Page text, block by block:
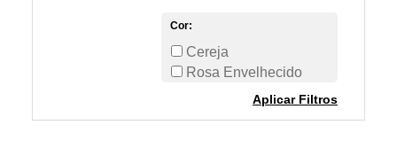
Cor:
Cereja
Rosa Envelhecido
Aplicar Filtros